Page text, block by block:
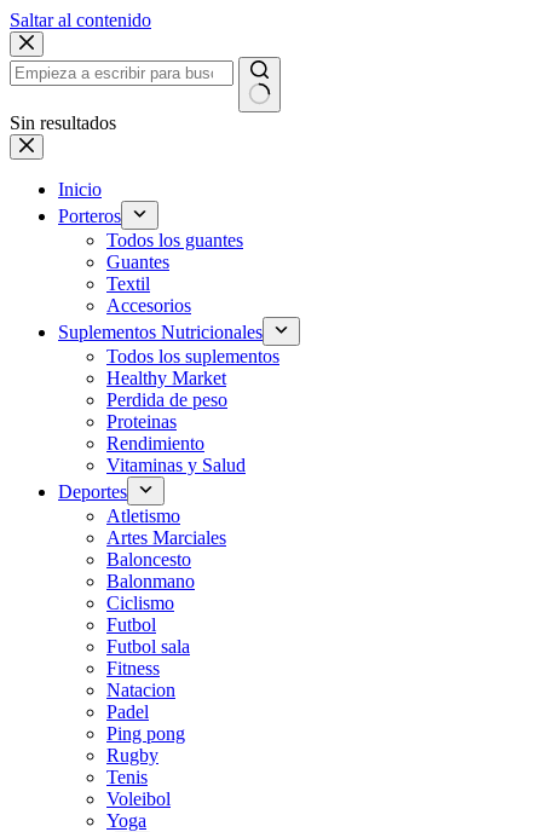
Saltar al contenido
Sin resultados
Inicio
Porteros
Todos los guantes
Guantes
Textil
Accesorios
Suplementos Nutricionales
Todos los suplementos
Healthy Market
Perdida de peso
Proteinas
Rendimiento
Vitaminas y Salud
Deportes
Atletismo
Artes Marciales
Baloncesto
Balonmano
Ciclismo
Futbol
Futbol sala
Fitness
Natacion
Padel
Ping pong
Rugby
Tenis
Voleibol
Yoga